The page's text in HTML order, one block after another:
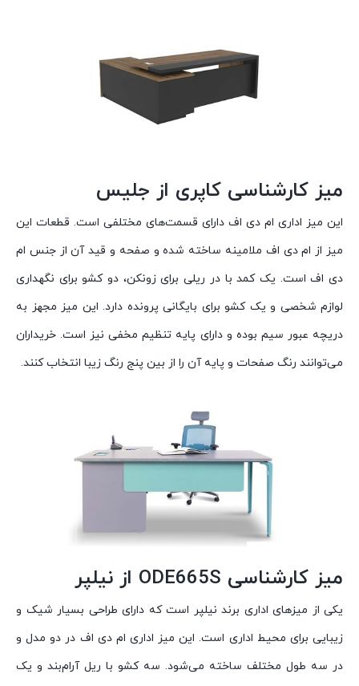
میز کارشناسی کاپری از جلیس
این میز اداری ام دی اف دارای قسمت‌های مختلفی است. قطعات این
میز از ام دی اف ملامینه ساخته شده و صفحه و قید آن از جنس ام
دی اف است. یک کمد با در ریلی برای زونکن، دو کشو برای نگهداری
لوازم شخصی و یک کشو برای بایگانی پرونده دارد. این میز مجهز به
دریچه عبور سیم بوده و دارای پایه تنظیم مخفی نیز است. خریداران
می‌توانند رنگ صفحات و پایه آن را از بین پنج رنگ زیبا انتخاب کنند.
میز کارشناسی ODE665S از نیلپر
یکی از میزهای اداری برند نیلپر است که دارای طراحی بسیار شیک و
زیبایی برای محیط اداری است. این میز اداری ام دی اف در دو مدل و
در سه طول مختلف ساخته می‌شود. سه کشو با ریل آرام‌بند و یک